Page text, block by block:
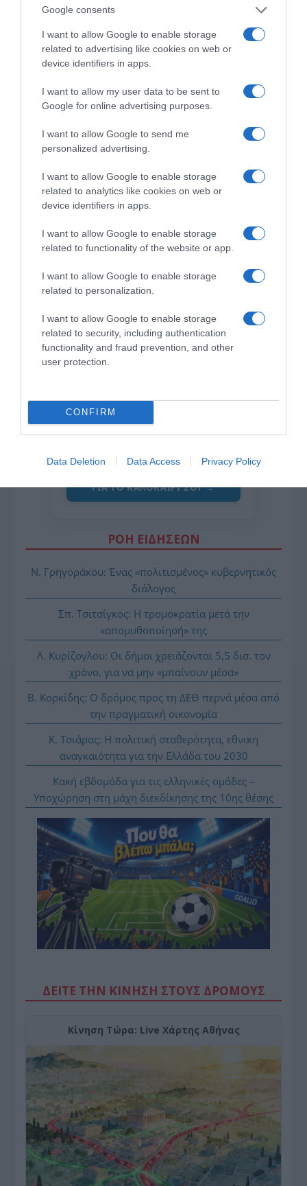
Google consents
I want to allow Google to enable storage
related to advertising like cookies on web or
device identifiers in apps.
I want to allow my user data to be sent to
Google for online advertising purposes.
I want to allow Google to send me
personalized advertising.
I want to allow Google to enable storage
related to analytics like cookies on web or
device identifiers in apps.
I want to allow Google to enable storage
related to functionality of the website or app.
I want to allow Google to enable storage
related to personalization.
I want to allow Google to enable storage
related to security, including authentication
functionality and fraud prevention, and other
user protection.
CONFIRM
Data Deletion Data Access Privacy Policy
Οι άνθρωποι, οι αυθεντικές ιστορίες,
το ελληνικό καλοκαίρι και ένας
πολιτισμός που μας ενώνει κάθε μέρα.
ΓΙΑ ΤΟ ΚΑΛΟΚΑΊΡΙ ΣΟΥ →
ΡΟΗ ΕΙΔΗΣΕΩΝ
Ν. Γρηγοράκου: Ένας «πολιτισμένος» κυβερνητικός
διάλογος
Σπ. Τσιτσίγκος: Η τρομοκρατία μετά την
«απομυθοποίησή» της
Λ. Κυρίζογλου: Οι δήμοι χρειάζονται 5,5 δισ. τον
χρόνο, για να μην «μπαίνουν μέσα»
Β. Κορκίδης: Ο δρόμος προς τη ΔΕΘ περνά μέσα από
την πραγματική οικονομία
Κ. Τσιάρας: Η πολιτική σταθερότητα, εθνική
αναγκαιότητα για την Ελλάδα του 2030
Κακή εβδομάδα για τις ελληνικές ομάδες –
Υποχώρηση στη μάχη διεκδίκησης της 10ης θέσης
ΔΕΙΤΕ ΤΗΝ ΚΙΝΗΣΗ ΣΤΟΥΣ ΔΡΌΜΟΥΣ
Κίνηση Τώρα: Live Χάρτης Αθήνας